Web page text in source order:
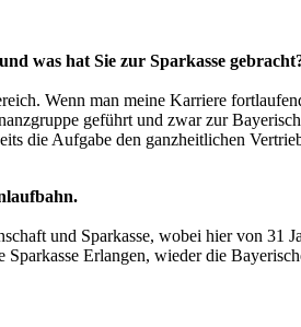
was hat Sie zur Sparkasse
Wenn man meine Karriere
geführt und zwar zur
die Aufgabe den ganzheitlichen
und Sparkasse, wobei hier von 31
Erlangen, wieder die